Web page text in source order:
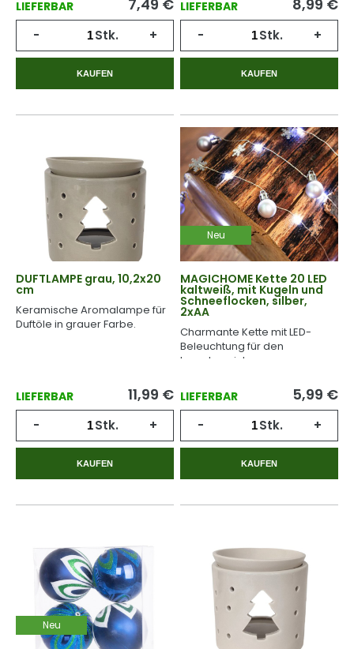
LIEFERBAR 7,49 €
- Stk. +
KAUFEN
LIEFERBAR 8,99 €
- Stk. +
KAUFEN
DUFTLAMPE grau, 10,2x20
cm
Keramische Aromalampe für
Duftöle in grauer Farbe.
LIEFERBAR 11,99 €
- Stk. +
KAUFEN
Neu
MAGICHOME Kette 20 LED
kaltweiß, mit Kugeln und
Schneeflocken, silber,
2xAA
Charmante Kette mit LED-
Beleuchtung für den
Innenbereich.
LIEFERBAR 5,99 €
- Stk. +
KAUFEN
Neu